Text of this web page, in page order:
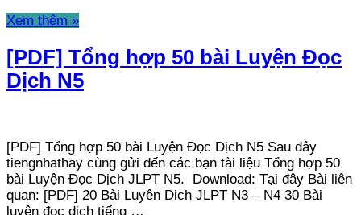
Xem thêm »
[PDF] Tổng hợp 50 bài Luyện Đọc
Dịch N5
[PDF] Tổng hợp 50 bài Luyện Đọc Dịch N5 Sau đây
tiengnhathay cùng gửi đến các bạn tài liệu Tổng hợp 50
bài Luyện Đọc Dịch JLPT N5. Download: Tại đây Bài liên
quan: [PDF] 20 Bài Luyện Dịch JLPT N3 – N4 30 Bài
luyện đọc dịch tiếng …